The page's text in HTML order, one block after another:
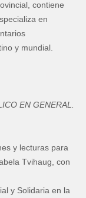
contiene
en
y mundial.
EN GENERAL.
y lecturas para
Tvihaug, con
y Solidaria en la